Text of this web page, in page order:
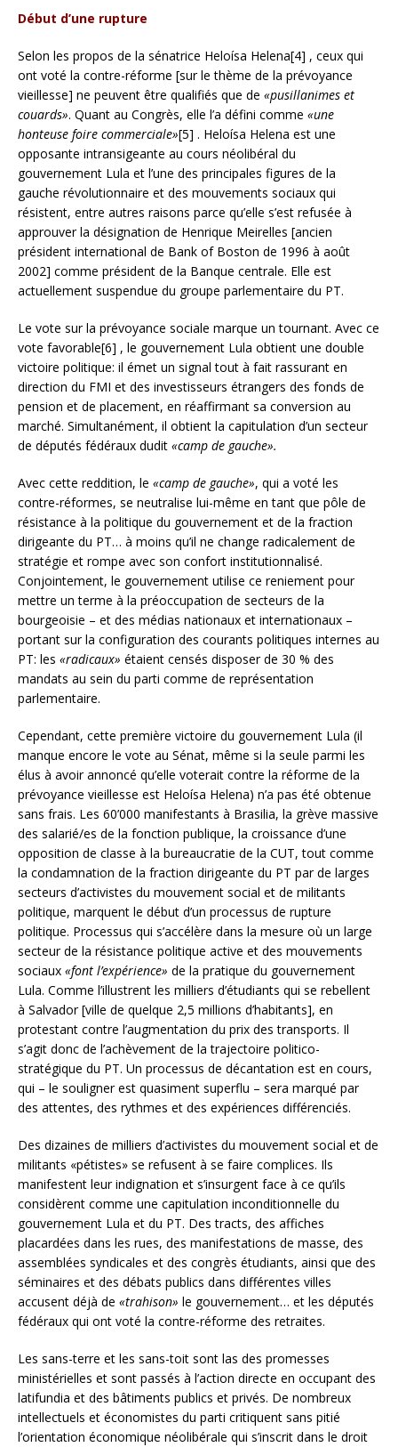
Début d’une rupture
Selon les propos de la sénatrice Heloísa Helena[4] , ceux qui
ont voté la contre-réforme [sur le thème de la prévoyance
vieillesse] ne peuvent être qualifiés que de «pusillanimes et
couards». Quant au Congrès, elle l’a défini comme «une
honteuse foire commerciale»[5] . Heloísa Helena est une
opposante intransigeante au cours néolibéral du
gouvernement Lula et l’une des principales figures de la
gauche révolutionnaire et des mouvements sociaux qui
résistent, entre autres raisons parce qu’elle s’est refusée à
approuver la désignation de Henrique Meirelles [ancien
président international de Bank of Boston de 1996 à août
2002] comme président de la Banque centrale. Elle est
actuellement suspendue du groupe parlementaire du PT.
Le vote sur la prévoyance sociale marque un tournant. Avec ce
vote favorable[6] , le gouvernement Lula obtient une double
victoire politique: il émet un signal tout à fait rassurant en
direction du FMI et des investisseurs étrangers des fonds de
pension et de placement, en réaffirmant sa conversion au
marché. Simultanément, il obtient la capitulation d’un secteur
de députés fédéraux dudit «camp de gauche».
Avec cette reddition, le «camp de gauche», qui a voté les
contre-réformes, se neutralise lui-même en tant que pôle de
résistance à la politique du gouvernement et de la fraction
dirigeante du PT… à moins qu’il ne change radicalement de
stratégie et rompe avec son confort institutionnalisé.
Conjointement, le gouvernement utilise ce reniement pour
mettre un terme à la préoccupation de secteurs de la
bourgeoisie – et des médias nationaux et internationaux –
portant sur la configuration des courants politiques internes au
PT: les «radicaux» étaient censés disposer de 30 % des
mandats au sein du parti comme de représentation
parlementaire.
Cependant, cette première victoire du gouvernement Lula (il
manque encore le vote au Sénat, même si la seule parmi les
élus à avoir annoncé qu’elle voterait contre la réforme de la
prévoyance vieillesse est Heloísa Helena) n’a pas été obtenue
sans frais. Les 60’000 manifestants à Brasilia, la grève massive
des salarié/es de la fonction publique, la croissance d’une
opposition de classe à la bureaucratie de la CUT, tout comme
la condamnation de la fraction dirigeante du PT par de larges
secteurs d’activistes du mouvement social et de militants
politique, marquent le début d’un processus de rupture
politique. Processus qui s’accélère dans la mesure où un large
secteur de la résistance politique active et des mouvements
sociaux «font l’expérience» de la pratique du gouvernement
Lula. Comme l’illustrent les milliers d’étudiants qui se rebellent
à Salvador [ville de quelque 2,5 millions d’habitants], en
protestant contre l’augmentation du prix des transports. Il
s’agit donc de l’achèvement de la trajectoire politico-
stratégique du PT. Un processus de décantation est en cours,
qui – le souligner est quasiment superflu – sera marqué par
des attentes, des rythmes et des expériences différenciés.
Des dizaines de milliers d’activistes du mouvement social et de
militants «pétistes» se refusent à se faire complices. Ils
manifestent leur indignation et s’insurgent face à ce qu’ils
considèrent comme une capitulation inconditionnelle du
gouvernement Lula et du PT. Des tracts, des affiches
placardées dans les rues, des manifestations de masse, des
assemblées syndicales et des congrès étudiants, ainsi que des
séminaires et des débats publics dans différentes villes
accusent déjà de «trahison» le gouvernement… et les députés
fédéraux qui ont voté la contre-réforme des retraites.
Les sans-terre et les sans-toit sont las des promesses
ministérielles et sont passés à l’action directe en occupant des
latifundia et des bâtiments publics et privés. De nombreux
intellectuels et économistes du parti critiquent sans pitié
l’orientation économique néolibérale qui s’inscrit dans le droit